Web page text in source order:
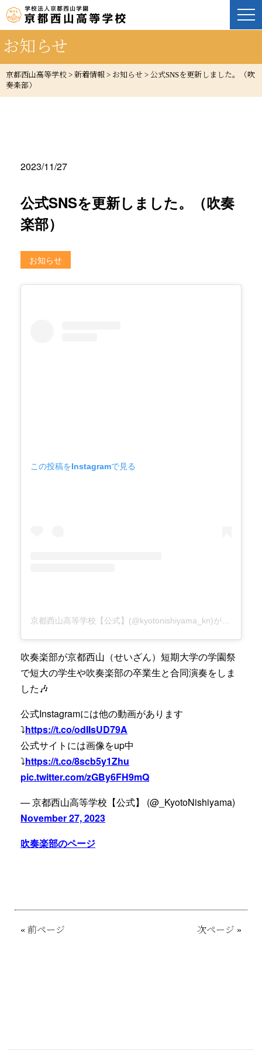
お知らせ
京都西山高等学校 > 新着情報 > お知らせ > 公式SNSを更新しました。（吹
奏楽部）
2023/11/27
公式SNSを更新しました。（吹奏
楽部）
お知らせ
この投稿をInstagramで見る
京都西山高等学校【公式】(@kyotonishiyama_kn)がシェアした投稿
吹奏楽部が京都西山（せいざん）短期大学の学園祭
で短大の学生や吹奏楽部の卒業生と合同演奏をしま
した🎶
公式Instagramには他の動画があります
⤵️https://t.co/odIIsUD79A
公式サイトには画像をup中
⤵️https://t.co/8scb5y1Zhu
pic.twitter.com/zGBy6FH9mQ
— 京都西山高等学校【公式】 (@_KyotoNishiyama)
November 27, 2023
吹奏楽部のページ
« 前ページ 次ページ »